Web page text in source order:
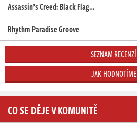
Assassin’s Creed: Black Flag…
Rhythm Paradise Groove
SEZNAM RECENZÍ
JAK HODNOTÍME
CO SE DĚJE V KOMUNITĚ